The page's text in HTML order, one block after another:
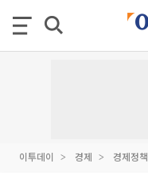
이투데이 경제 경제정책